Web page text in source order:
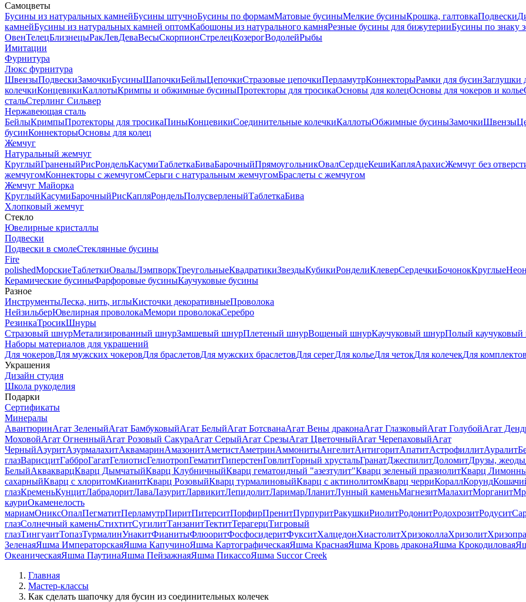
Самоцветы
Бусины из натуральных камнейБусины штучноБусины по формамМатовые бусиныМелкие бусиныКрошка, галтовкаПодвески
камнейБусины из натуральных камней оптомКабошоны из натурального камняРезные бусины для бижутерииБусины по знаку
ОвенТелецБлизнецыРакЛевДеваВесыСкорпионСтрелецКозерогВодолейРыбы
Имитации
Фурнитура
Люкс фурнитура
ШвензыПодвескиЗамочкиБусиныШапочкиБейлыЦепочкиСтразовые цепочкиПерламутрКоннекторыРамки для бусинЗаглушки
колечкиКонцевикиКаллотыКримпы и обжимные бусиныПротекторы для тросикаОсновы для колецОсновы для чокеров и колье
стальСтерлинг Сильвер
Нержавеющая сталь
БейлыКримпыПротекторы для тросикаПиныКонцевикиСоединительные колечкиКаллотыОбжимные бусиныЗамочкиШвензы
бусинКоннекторыОсновы для колец
Жемчуг
Натуральный жемчуг
КруглыйГраненыйРисРондельКасумиТаблеткаБиваБарочныйПрямоугольникОвалСердцеКешиКапляАрахисЖемчуг без
жемчугомКоннекторы с жемчугомСерьги с натуральным жемчугомБраслеты с жемчугом
Жемчуг Майорка
КруглыйКасумиБарочныйРисКапляРондельПолусверленыйТаблеткаБива
Хлопковый жемчуг
Стекло
Ювелирные кристаллы
Подвески
Подвески в смолеСтеклянные бусины
Fire
polishedМорскиеТаблеткиОвалыЛэмпворкТреугольныеКвадратикиЗвездыКубикиРонделиКлеверСердечкиБочонокКруглые
Керамические бусиныФарфоровые бусиныКаучуковые бусины
Разное
ИнструментыЛеска, нить, иглыКисточки декоративныеПроволока
НейзильберЮвелирная проволокаМемори проволокаСеребро
РезинкаТросикШнуры
Стразовый шнурМетализированный шнурЗамшевый шнурПлетеный шнурВощеный шнурКаучуковый шнурПолый
Наборы материалов для украшений
Для чокеровДля мужских чокеровДля браслетовДля мужских браслетовДля серегДля кольеДля четокДля колечекДля
Украшения
Дизайн студия
Школа рукоделия
Подарки
Сертификаты
Минералы
АвантюринАгат ЗеленыйАгат БамбуковыйАгат БелыйАгат БотсванаАгат Вены драконаАгат ГлазковыйАгат ГолубойАгат
МоховойАгат ОгненныйАгат Розовый СакураАгат СерыйАгат СрезыАгат ЦветочныйАгат ЧерепаховыйАгат
ЧерныйАзуритАзурмалахитАквамаринАмазонитАметистАметринАммонитыАнгелитАнтигоритАпатитАстрофиллитАуралит
глазВарисцитГабброГагатГелиотисГелиотропГематитГиперстенГовлитГорный хрустальГранатДжеспилитДоломитДрузы, жеоды
БелыйАквакварцКварц ДымчатыйКварц КлубничныйКварц гематоидный "азезтулит"Кварц зеленый празиолитКварц
сахарныйКварц с хлоритомКианитКварц РозовыйКварц турмалиновыйКварц с актинолитомКварц черриКораллКорунд
глазКременьКунцитЛабрадоритЛаваЛазуритЛарвикитЛепидолитЛаримарЛланитЛунный каменьМагнезитМалахитМорганит
кауриОкаменелость
мариамОниксОпалПегматитПерламутрПиритПитерситПорфирПренитПурпуритРакушкиРиолитРодонитРодохрозитРодусит
глазСолнечный каменьСтихтитСугилитТанзанитТектитТерагерцТигровый
глазТингуаитТопазТурмалинУнакитФианитыФлюоритФосфосидеритФукситХалцедонХиастолитХризоколлаХризолит
ЗеленаяЯшма ИмператорскаяЯшма КапучиноЯшма КартографическаяЯшма КраснаяЯшма Кровь драконаЯшма Крокодиловая
ОкеаническаяЯшма ПаутинаЯшма ПейзажнаяЯшма ПикассоЯшма Succor Creek
Главная
Мастер-классы
Как сделать шапочку для бусин из соединительных колечек